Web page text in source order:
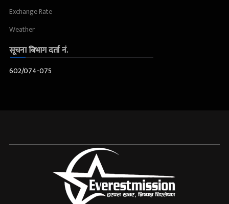
Exchange Rate
Weather
सूचना बिभाग दर्ता नं.
602/074-075